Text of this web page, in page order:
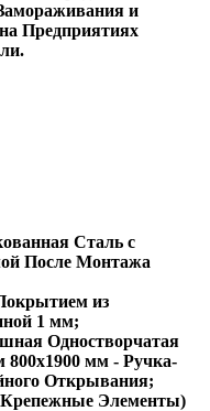
и
Предприятиях
Сталь с
После Монтажа
из
1 мм;
Одностворчатая
мм - Ручка-
Открывания;
Элементы)